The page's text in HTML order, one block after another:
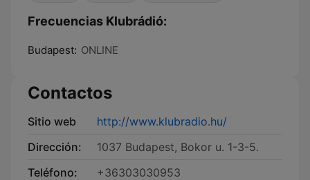
Frecuencias Klubrádió:
Budapest: ONLINE
Contactos
Sitio web
http://www.klubradio.hu/
Dirección:
1037 Budapest, Bokor u. 1-3-5.
Teléfono:
+36303030953